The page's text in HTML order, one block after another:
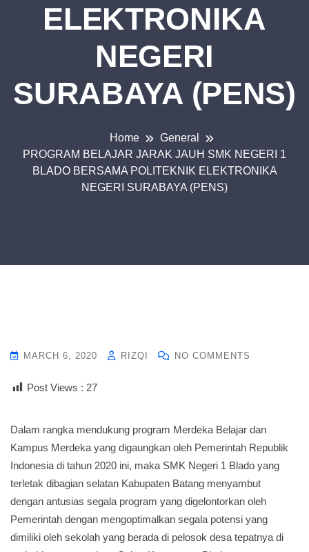
ELEKTRONIKA
NEGERI
SURABAYA (PENS)
Home
General
PROGRAM BELAJAR JARAK JAUH SMK NEGERI 1
BLADO BERSAMA POLITEKNIK ELEKTRONIKA
NEGERI SURABAYA (PENS)
MARCH 6, 2020 RIZQI NO COMMENTS
Post Views : 27
Dalam rangka mendukung program Merdeka Belajar dan
Kampus Merdeka yang digaungkan oleh Pemerintah Republik
Indonesia di tahun 2020 ini, maka SMK Negeri 1 Blado yang
terletak dibagian selatan Kabupaten Batang menyambut
dengan antusias segala program yang digelontorkan oleh
Pemerintah dengan mengoptimalkan segala potensi yang
dimiliki oleh sekolah yang berada di pelosok desa tepatnya di